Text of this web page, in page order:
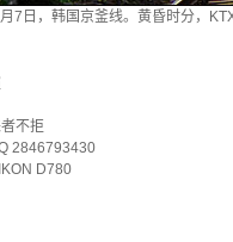
7日，韩国京釜线。黄昏时分，
不拒
2846793430
D780